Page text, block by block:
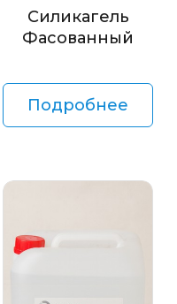
Силикагель
Фасованный
Подробнее